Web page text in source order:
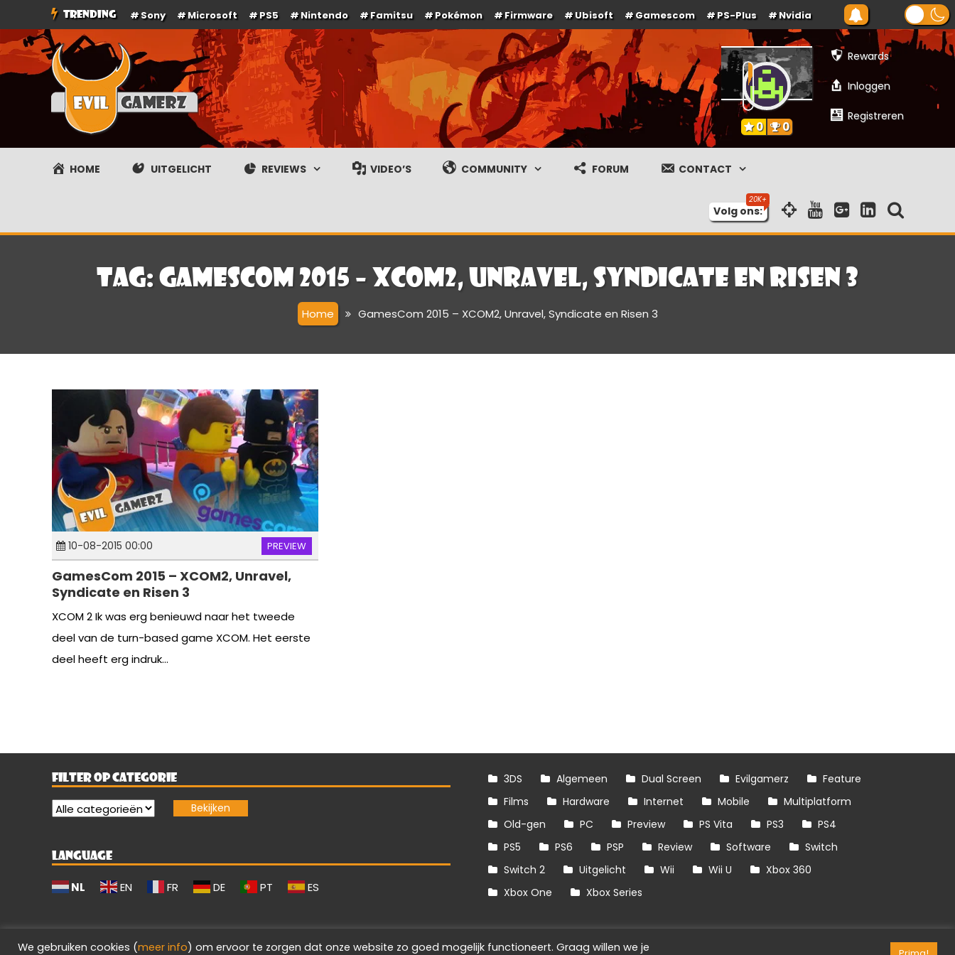
naar
de
TRENDING Sony Microsoft PS5 Nintendo Famitsu Pokémon Firmware Ubisoft Gamescom PS-Plus Nvidia
Evilgamerz
Het meest interessante game nieuws, reviews, coverage en gameplay streams
Rewards
Inloggen
Registreren
0 0
HOME UITGELICHT REVIEWS VIDEO’S COMMUNITY FORUM CONTACT
Volg ons:
Tag: GamesCom 2015 – XCOM2, Unravel, Syndicate en Risen 3
Home GamesCom 2015 – XCOM2, Unravel, Syndicate en Risen 3
10-08-2015 00:00 PREVIEW
GamesCom 2015 – XCOM2, Unravel,
Syndicate en Risen 3
XCOM 2 Ik was erg benieuwd naar het tweede
deel van de turn-based game XCOM. Het eerste
deel heeft erg indruk...
FILTER OP CATEGORIE
LANGUAGE
NL EN FR DE PT ES
3DS Algemeen Dual Screen Evilgamerz
Feature
Films
Hardware Internet Mobile
Multiplatform
Old-gen
PC Preview PS Vita PS3
PS4
PS5
PS6 PSP Review Software
Switch
Switch 2
Uitgelicht Wii Wii U
Xbox 360
Xbox One
Xbox Series
We gebruiken cookies (meer info) om ervoor te zorgen dat onze website zo goed mogelijk functioneert. Graag willen we je